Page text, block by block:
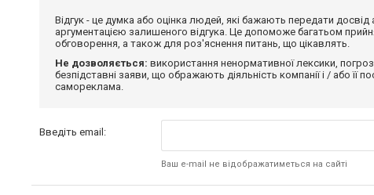
Відгук - це думка або оцінка людей, які бажають передати
аргументацією залишеного відгука. Це допоможе багатьом
обговорення, а також для роз'яснення питань, що цікавлять.
Не дозволяється: використання ненормативної лексики,
безпідставні заяви, що ображають діяльність компанії і / або її
самореклама.
Введіть email:
Ваш e-mail не відображатиметься на сайті